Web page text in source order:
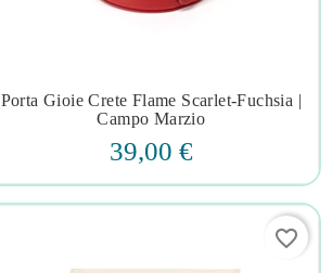
 
Porta Gioie Crete Flame Scarlet-Fuchsia |
Campo Marzio
39,00 €
favorite_border